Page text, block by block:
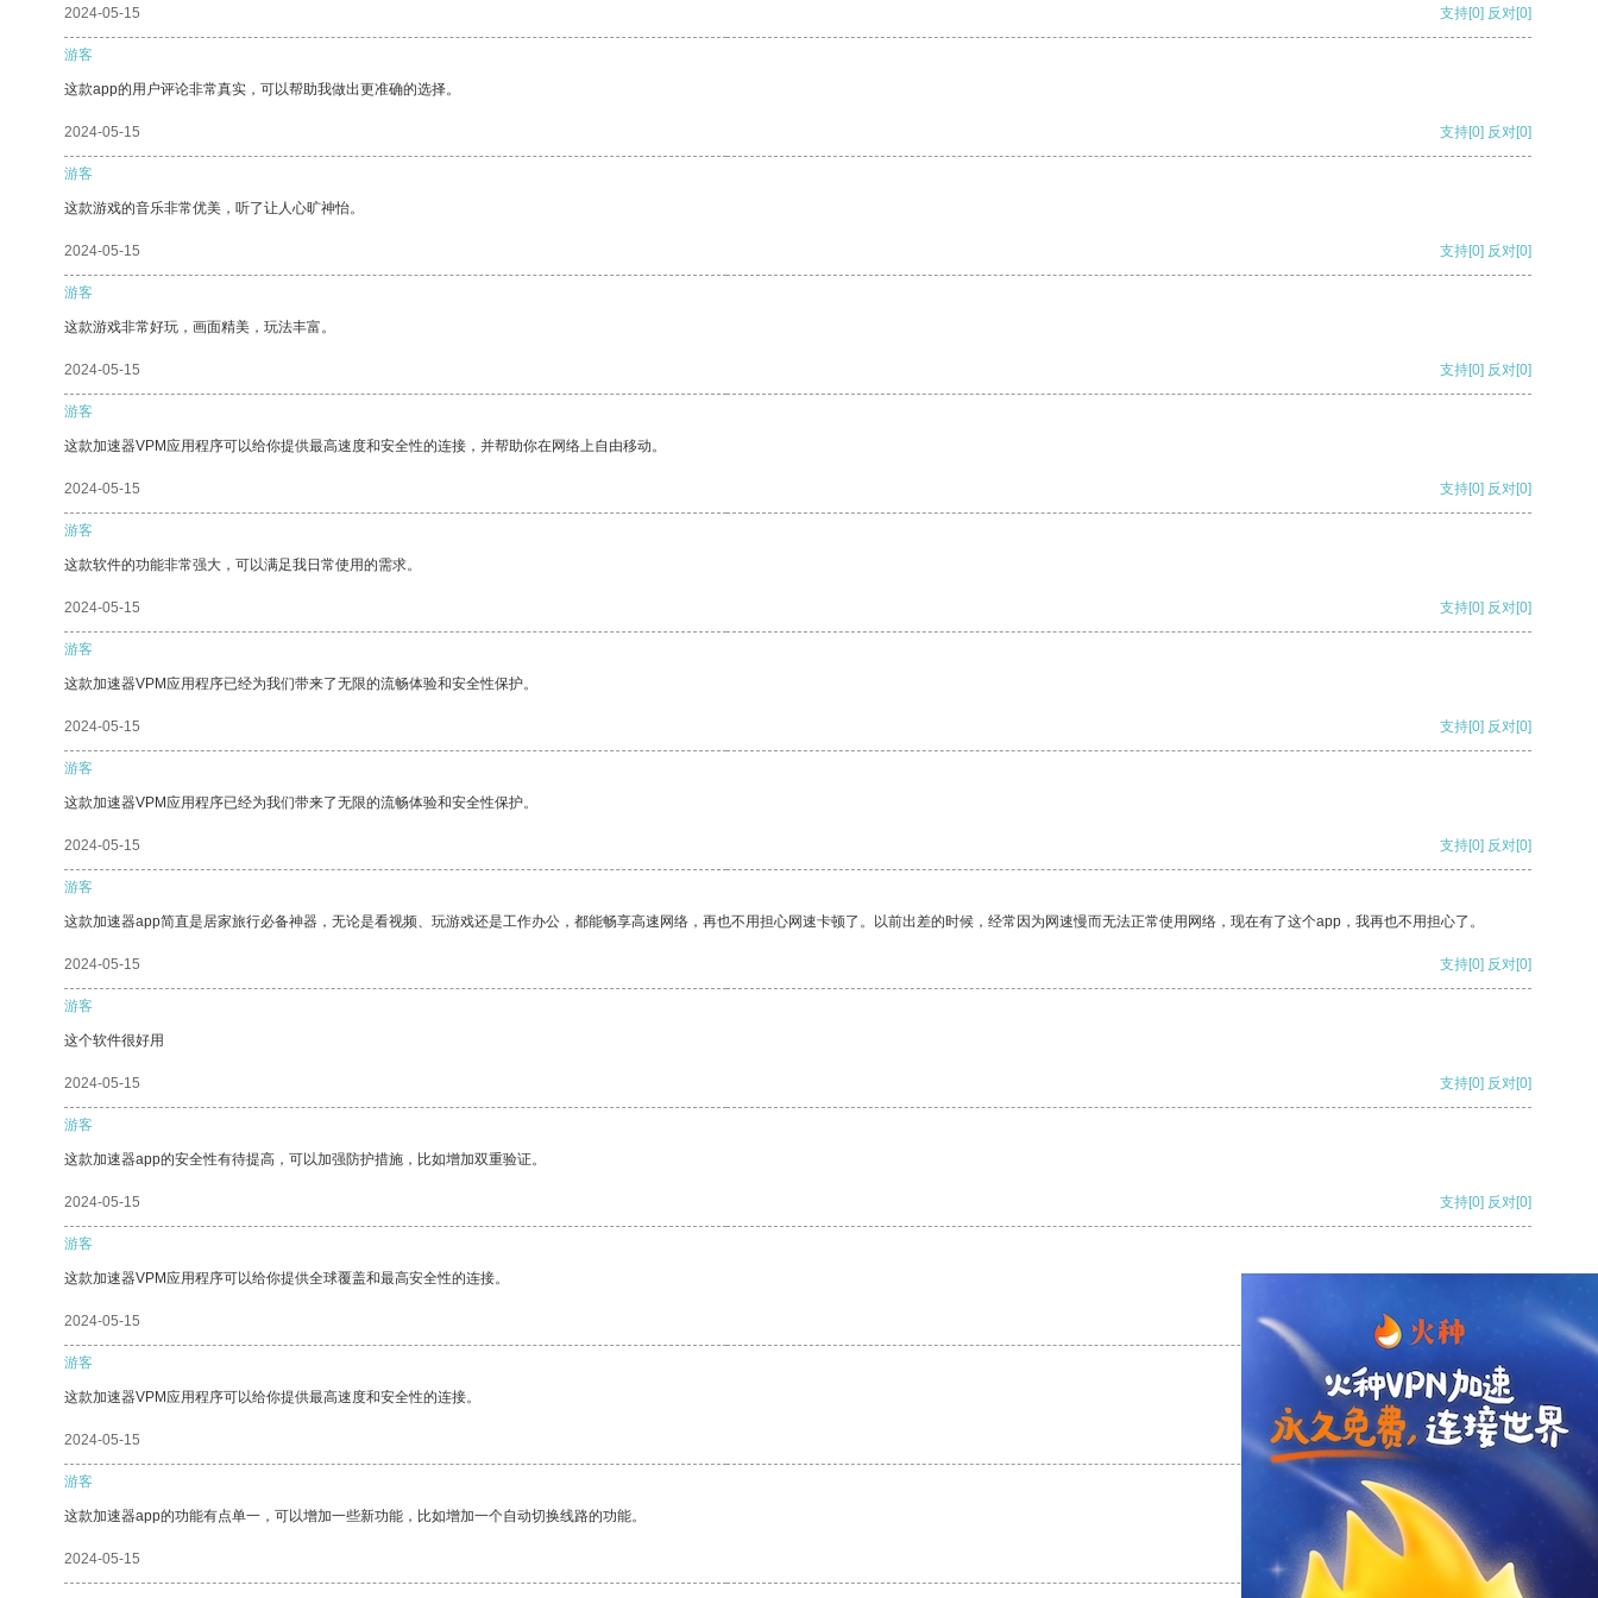
2024-05-15 支持[0] 反对[0]
游客
这款app的用户评论非常真实，可以帮助我做出更准确的选择。
2024-05-15 支持[0] 反对[0]
游客
这款游戏的音乐非常优美，听了让人心旷神怡。
2024-05-15 支持[0] 反对[0]
游客
这款游戏非常好玩，画面精美，玩法丰富。
2024-05-15 支持[0] 反对[0]
游客
这款加速器VPM应用程序可以给你提供最高速度和安全性的连接，并帮助你在网络上自由移动。
2024-05-15 支持[0] 反对[0]
游客
这款软件的功能非常强大，可以满足我日常使用的需求。
2024-05-15 支持[0] 反对[0]
游客
这款加速器VPM应用程序已经为我们带来了无限的流畅体验和安全性保护。
2024-05-15 支持[0] 反对[0]
游客
这款加速器VPM应用程序已经为我们带来了无限的流畅体验和安全性保护。
2024-05-15 支持[0] 反对[0]
游客
这款加速器app简直是居家旅行必备神器，无论是看视频、玩游戏还是工作办公，都能畅享高速网络，再也不用担心网速卡顿了。以前出差的时候，经常因为网速慢而无法正常使用网络，现在有了这个app，我再也不用担心了。
2024-05-15 支持[0] 反对[0]
游客
这个软件很好用
2024-05-15 支持[0] 反对[0]
游客
这款加速器app的安全性有待提高，可以加强防护措施，比如增加双重验证。
2024-05-15 支持[0] 反对[0]
游客
这款加速器VPM应用程序可以给你提供全球覆盖和最高安全性的连接。
2024-05-15 支持
游客
这款加速器VPM应用程序可以给你提供最高速度和安全性的连接。
2024-05-15 支持[0] 反对[0]
游客
这款加速器app的功能有点单一，可以增加一些新功能，比如增加一个自动切换线路的功能。
2024-05-15 支持[0] 反对[0]